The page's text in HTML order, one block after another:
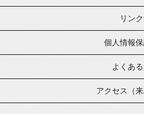
リン
個人情報
よくあ
アクセス（来